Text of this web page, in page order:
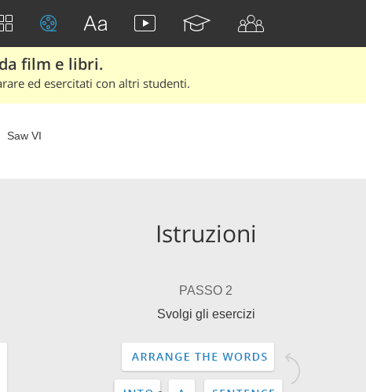
film e libri.
ed esercitati con altri studenti.
Saw VI
Istruzioni
PASSO 2
Svolgi gli esercizi